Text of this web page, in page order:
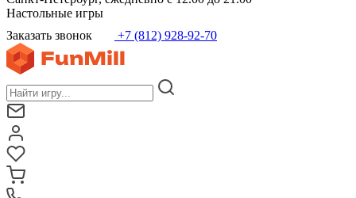
Настольные игры
Заказать звонок
+7 (812) 928-92-70